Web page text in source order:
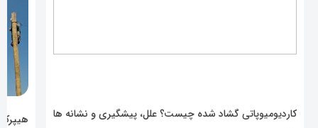
کاردیومیوپاتی گشاد شده چیست؟ علل، پیشگیری و نشانه ها